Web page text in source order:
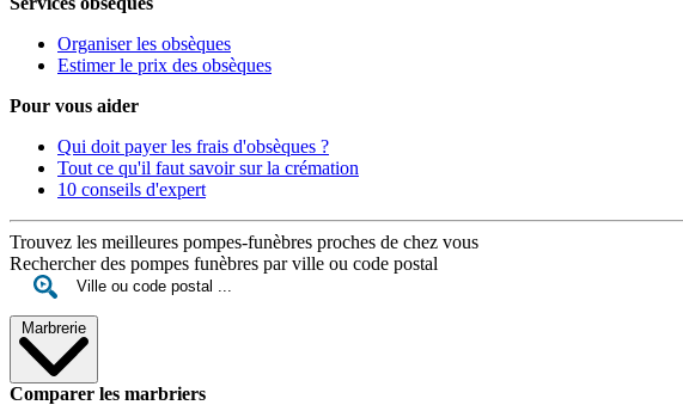
Organiser les obsèques
Estimer le prix des obsèques
Pour vous aider
Qui doit payer les frais d'obsèques ?
Tout ce qu'il faut savoir sur la crémation
10 conseils d'expert
Trouvez les meilleures pompes-funèbres proches de chez vous
Rechercher des pompes funèbres par ville ou code postal
Marbrerie
Comparer les marbriers